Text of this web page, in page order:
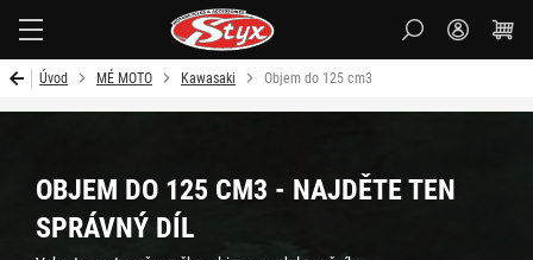
Úvod MÉ MOTO Kawasaki Objem do 125 cm3
OBJEM DO 125 CM3 - NAJDĚTE TEN
SPRÁVNÝ DÍL